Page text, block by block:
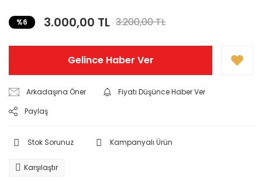
%6 3.000,00 TL 3.200,00 TL
Gelince Haber Ver
Arkadaşına Öner
Fiyatı Düşünce Haber Ver
Paylaş
Stok Sorunuz Kampanyalı Ürün
Karşılaştır